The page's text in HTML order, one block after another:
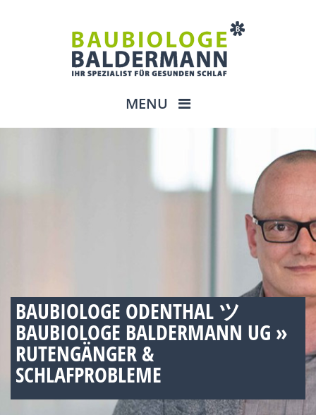
MENU
BAUBIOLOGE ODENTHAL ツ
BAUBIOLOGE BALDERMANN UG »
RUTENGÄNGER &
SCHLAFPROBLEME